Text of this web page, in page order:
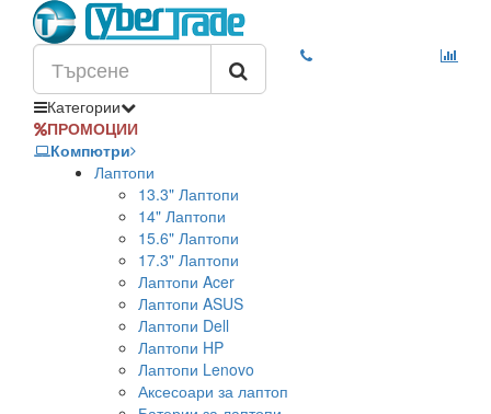
Категории
ПРОМОЦИИ
Компютри
Лаптопи
13.3" Лаптопи
14" Лаптопи
15.6" Лаптопи
17.3" Лаптопи
Лаптопи Acer
Лаптопи ASUS
Лаптопи Dell
Лаптопи HP
Лаптопи Lenovo
Аксесоари за лаптоп